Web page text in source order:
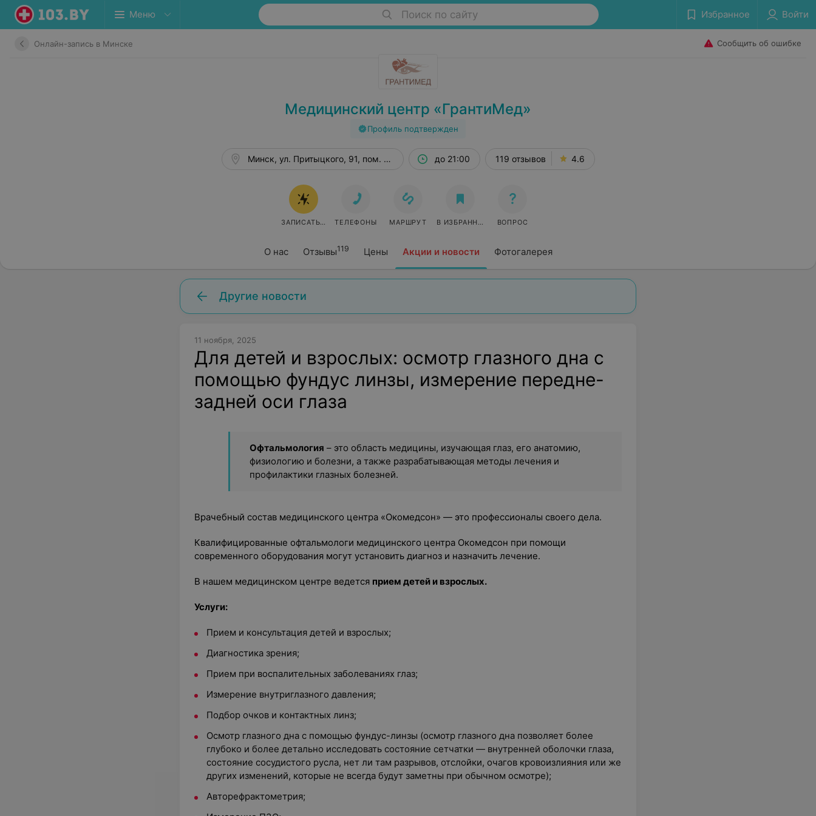
Меню Поиск по сайту Избранное Войти
Онлайн-запись в Минске Сообщить об ошибке
Медицинский центр «ГрантиМед»
Профиль подтвержден
О нас Отзывы119 Цены Акции и новости Фотогалерея
Минск, ул. Притыцкого, 91, пом. 434 до 21:00 119 отзывов 4.6
ЗАПИСАТЬСЯ ОНЛАЙН
ТЕЛЕФОНЫ МАРШРУТ В ИЗБРАННОЕ ВОПРОС
Другие новости
11 ноября, 2025
Для детей и взрослых: осмотр глазного дна с
помощью фундус линзы, измерение передне-
задней оси глаза
Офтальмология – это область медицины, изучающая глаз, его анатомию,
физиологию и болезни, а также разрабатывающая методы лечения и
профилактики глазных болезней.
Врачебный состав медицинского центра «Окомедсон» — это профессионалы своего дела.
Квалифицированные офтальмологи медицинского центра Окомедсон при помощи
современного оборудования могут установить диагноз и назначить лечение.
В нашем медицинском центре ведется прием детей и взрослых.
Услуги:
Прием и консультация детей и взрослых;
Диагностика зрения;
Прием при воспалительных заболеваниях глаз;
Измерение внутриглазного давления;
Подбор очков и контактных линз;
Осмотр глазного дна с помощью фундус-линзы (осмотр глазного дна позволяет более
глубоко и более детально исследовать состояние сетчатки — внутренней оболочки глаза,
состояние сосудистого русла, нет ли там разрывов, отслойки, очагов кровоизлияния или же
других изменений, которые не всегда будут заметны при обычном осмотре);
Авторефрактометрия;